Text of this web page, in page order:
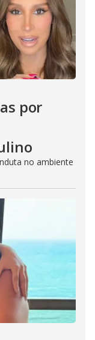
por
no ambiente